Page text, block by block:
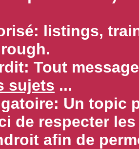
listings,
Tout
sujets ...
Un topic
de respecter
afin de